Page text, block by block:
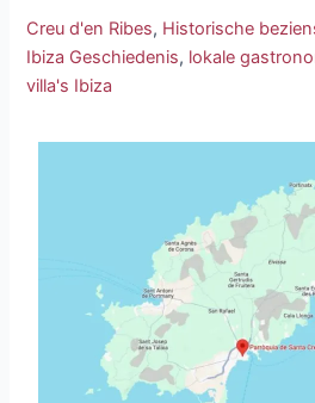
Creu d'en Ribes, Historische
Ibiza Geschiedenis, lokale
villa's Ibiza